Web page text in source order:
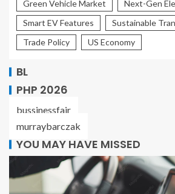
Green Vehicle Market
Next-Gen
Smart EV Features
Sustainable
Trade Policy
US Economy
BL
PHP 2026
bussinessfair
murraybarczak
YOU MAY HAVE MISSED